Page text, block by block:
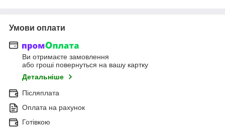
Умови оплати
Ви отримаєте замовлення
або гроші повернуться на вашу картку
Детальніше
Післяплата
Оплата на рахунок
Готівкою